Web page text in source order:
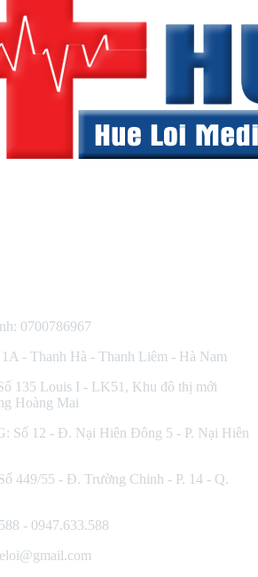
0700786967
- Thanh Hà - Thanh Liêm - Hà Nam
135 Louis I - LK51, Khu đô thị mới
Hoàng Mai
12 - Đ. Nại Hiên Đông 5 - P. Nại Hiên
449/55 - Đ. Trường Chinh - P. 14 - Q.
- 0947.633.588